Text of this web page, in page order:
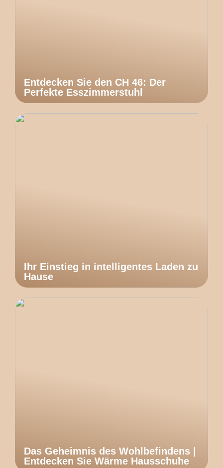
Entdecken Sie den CH 46: Der
Perfekte Esszimmerstuhl
Ihr Einstieg in intelligentes Laden zu
Hause
Das Geheimnis des Wohlbefindens |
Entdecken Sie Wärme Hausschuhe